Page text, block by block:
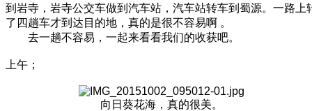
到岩寺，岩寺公交车做到汽车站，汽车站转车到蜀源。一路上
了四趟车才到达目的地，真的是很不容易啊 。
去一趟不容易，一起来看看我们的收获吧。
上午；
向日葵花海，真的很美。